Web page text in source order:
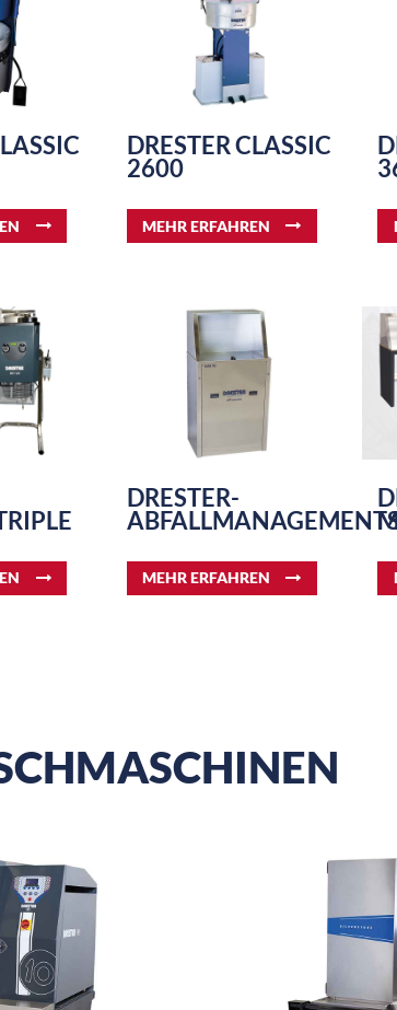
DRESTER CLASSIC
2600
MEHR ERFAHREN
DRESTER-
MEHR ERFAHREN